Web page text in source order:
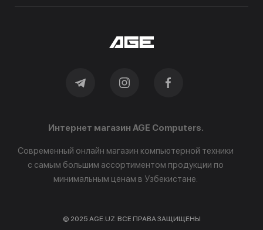
Интернет магазин AGE Computers.
Современный онлайн магазин компьютерной техники
с самым большим ассортиментом продукции по
минимальным ценам в Узбекистане.
© 2025 AGE.UZ. ВСЕ ПРАВА ЗАЩИЩЕНЫ